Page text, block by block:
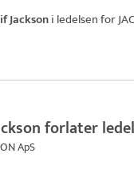
Jacksoni ledelsen for
forlater
ApS